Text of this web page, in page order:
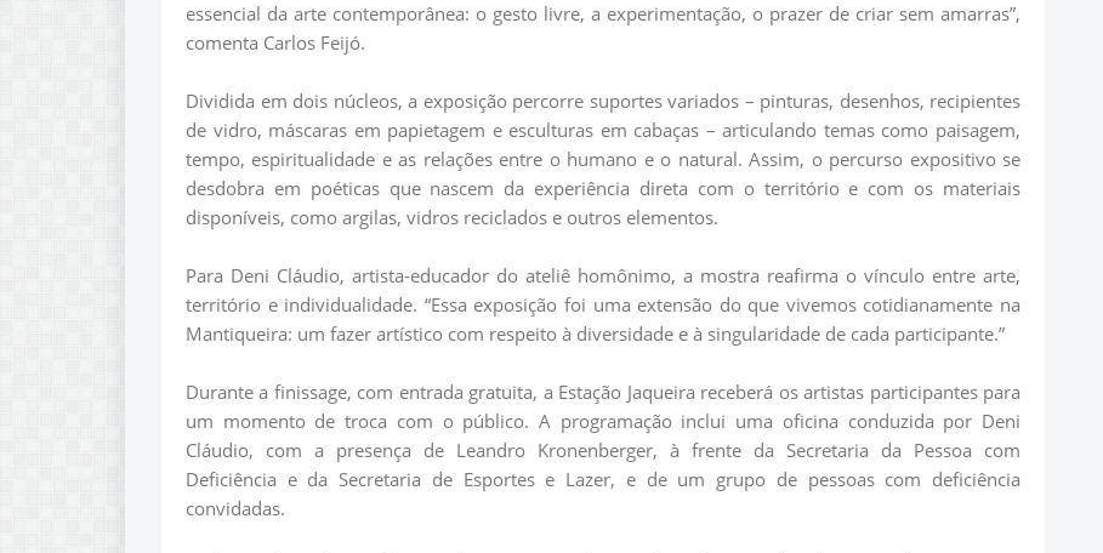
essencial da arte contemporânea: o gesto livre, a experimentação, o prazer de criar sem amarras”,
comenta Carlos Feijó.
Dividida em dois núcleos, a exposição percorre suportes variados – pinturas, desenhos, recipientes
de vidro, máscaras em papietagem e esculturas em cabaças – articulando temas como paisagem,
tempo, espiritualidade e as relações entre o humano e o natural. Assim, o percurso expositivo se
desdobra em poéticas que nascem da experiência direta com o território e com os materiais
disponíveis, como argilas, vidros reciclados e outros elementos.
Para Deni Cláudio, artista-educador do ateliê homônimo, a mostra reafirma o vínculo entre arte,
território e individualidade. “Essa exposição foi uma extensão do que vivemos cotidianamente na
Mantiqueira: um fazer artístico com respeito à diversidade e à singularidade de cada participante.”
Durante a finissage, com entrada gratuita, a Estação Jaqueira receberá os artistas participantes para
um momento de troca com o público. A programação inclui uma oficina conduzida por Deni
Cláudio, com a presença de Leandro Kronenberger, à frente da Secretaria da Pessoa com
Deficiência e da Secretaria de Esportes e Lazer, e de um grupo de pessoas com deficiência
convidadas.